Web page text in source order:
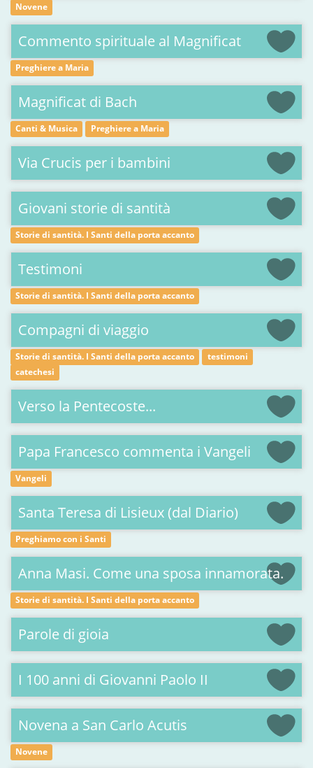
Novene
Commento spirituale al Magnificat
Preghiere a Maria
Magnificat di Bach
Canti & Musica Preghiere a Maria
Via Crucis per i bambini
Giovani storie di santità
Storie di santità. I Santi della porta accanto
Testimoni
Storie di santità. I Santi della porta accanto
Compagni di viaggio
Storie di santità. I Santi della porta accanto
testimoni
catechesi
Verso la Pentecoste...
Papa Francesco commenta i Vangeli
Vangeli
Santa Teresa di Lisieux (dal Diario)
Preghiamo con i Santi
Anna Masi. Come una sposa innamorata.
Storie di santità. I Santi della porta accanto
Parole di gioia
I 100 anni di Giovanni Paolo II
Novena a San Carlo Acutis
Novene